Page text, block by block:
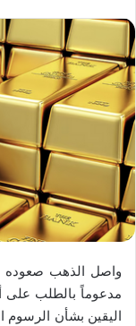
واصل الذهب صعوده
مدعوماً بالطلب على
اليقين بشأن الرسوم